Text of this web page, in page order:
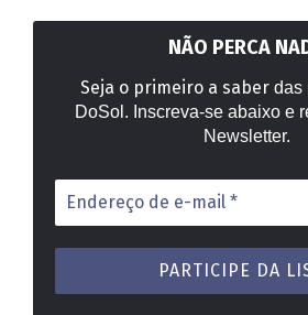
NÃO PERCA
Seja o primeiro a saber das
DoSol. Inscreva-se abaixo e
Newsletter.
Endereço
de
e-
mail